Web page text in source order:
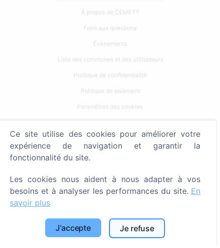
À propos de CEMETY
Foire aux questions
Événements
Liste des communes et des utilisateurs
Politique de confidentialité
Politique de paiement
Paramètres des cookies
Rechercher des défunts
Services
SIA "CEMETY", LV40103618951
Ce site utilise des cookies pour améliorer votre
expérience de navigation et garantir la
fonctionnalité du site.
Les cookies nous aident à nous adapter à vos
besoins et à analyser les performances du site. En
savoir plus
J'accepte Je refuse